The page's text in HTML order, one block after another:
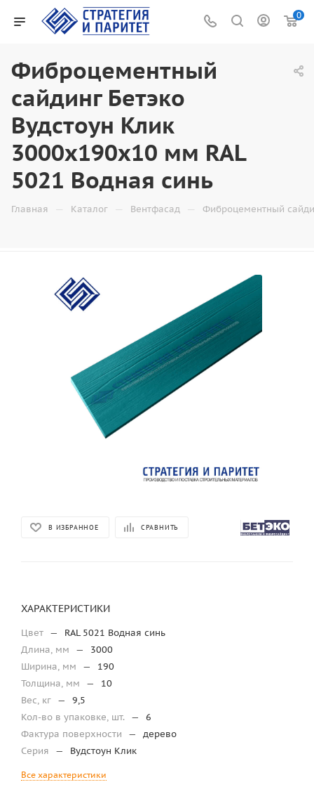
0
Фиброцементный
сайдинг Бетэко
Вудстоун Клик
3000x190x10 мм RAL
5021 Водная синь
Главная — Каталог — Вентфасад — Фиброцементный
В ИЗБРАННОЕ СРАВНИТЬ
ХАРАКТЕРИСТИКИ
Цвет —
RAL 5021 Водная синь
Длина, мм
—
3000
Ширина, мм
—
190
Толщина, мм
—
10
Вес, кг —
9,5
Кол-во в упаковке, шт.
—
6
Фактура поверхности
—
дерево
Серия
— Вудстоун Клик
Все характеристики